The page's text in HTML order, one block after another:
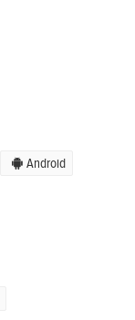
Android